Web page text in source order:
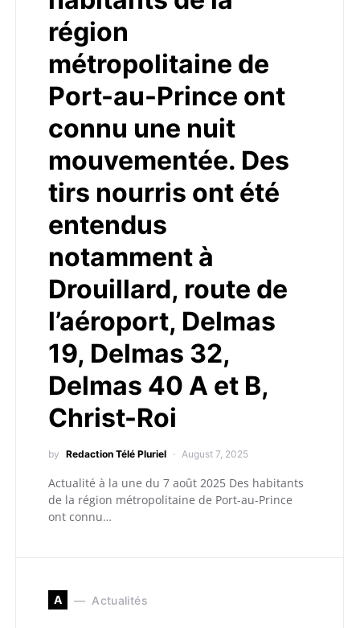
région
métropolitaine de
Port-au-Prince ont
connu une nuit
mouvementée. Des
tirs nourris ont été
entendus
notamment à
Drouillard, route de
l’aéroport, Delmas
19, Delmas 32,
Delmas 40 A et B,
Christ-Roi
by Redaction Télé Pluriel August 7, 2025
Actualité à la une du 7 août 2025 Des habitants
de la région métropolitaine de Port-au-Prince
ont connu…
A Actualités